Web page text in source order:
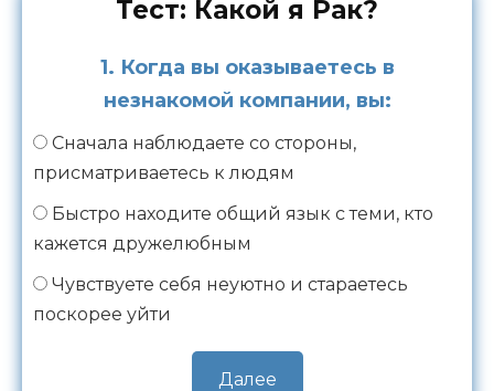
Тест: Какой я Рак?
1. Когда вы оказываетесь в
незнакомой компании, вы:
Сначала наблюдаете со стороны,
присматриваетесь к людям
Быстро находите общий язык с теми, кто
кажется дружелюбным
Чувствуете себя неуютно и стараетесь
поскорее уйти
Далее